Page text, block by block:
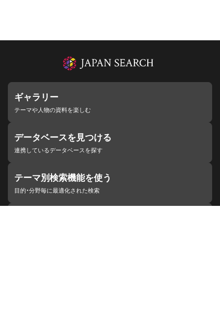
ギャラリー
テーマや人物の資料を楽しむ
データベースを見つける
連携しているデータベースを探す
テーマ別検索機能を使う
目的・分野毎に最適化された検索